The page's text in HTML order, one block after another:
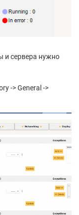
и сервера нужно
-> General ->